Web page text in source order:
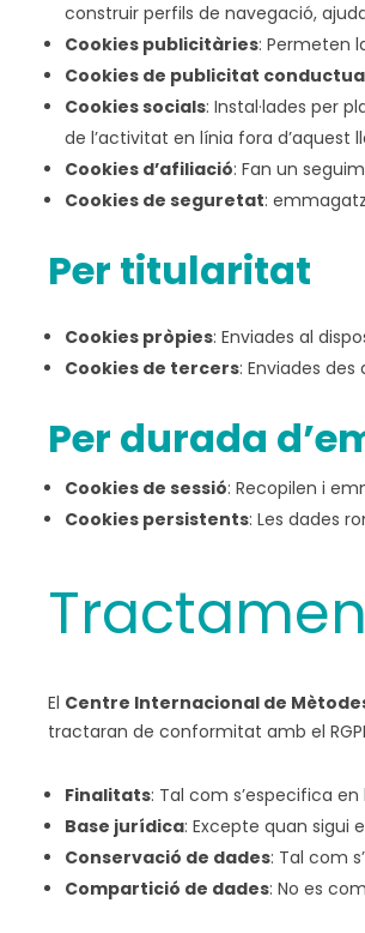
construir perfils de navegació,
Cookies publicitàries: Permeten
Cookies de publicitat
Cookies socials: Instal·lades per
de l’activitat en línia fora
Cookies d’afiliació: Fan un
Cookies de seguretat:
Per titularitat
Cookies pròpies: Enviades al
Cookies de tercers: Enviades
Per durada
Cookies de sessió: Recopilen i
Cookies persistents: Les dades
El Centre Internacional de
tractaran de conformitat amb el
Finalitats: Tal com s’especifica
Base jurídica: Excepte quan sigui
Conservació de dades: Tal com
Compartició de dades: No es